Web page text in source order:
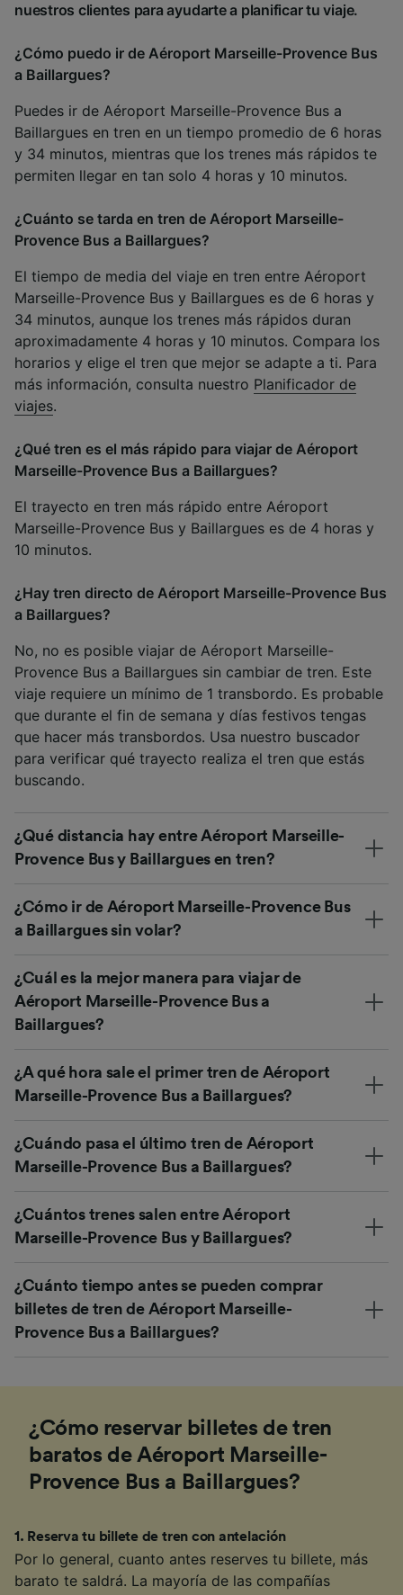
nuestros clientes para ayudarte a planificar tu viaje.
¿Cómo puedo ir de Aéroport Marseille-Provence Bus
a Baillargues?
Puedes ir de Aéroport Marseille-Provence Bus a
Baillargues en tren en un tiempo promedio de 6 horas
y 34 minutos, mientras que los trenes más rápidos te
permiten llegar en tan solo 4 horas y 10 minutos.
¿Cuánto se tarda en tren de Aéroport Marseille-
Provence Bus a Baillargues?
El tiempo de media del viaje en tren entre Aéroport
Marseille-Provence Bus y Baillargues es de 6 horas y
34 minutos, aunque los trenes más rápidos duran
aproximadamente 4 horas y 10 minutos. Compara los
horarios y elige el tren que mejor se adapte a ti. Para
más información, consulta nuestro Planificador de
viajes.
¿Qué tren es el más rápido para viajar de Aéroport
Marseille-Provence Bus a Baillargues?
El trayecto en tren más rápido entre Aéroport
Marseille-Provence Bus y Baillargues es de 4 horas y
10 minutos.
¿Hay tren directo de Aéroport Marseille-Provence Bus
a Baillargues?
No, no es posible viajar de Aéroport Marseille-
Provence Bus a Baillargues sin cambiar de tren. Este
viaje requiere un mínimo de 1 transbordo. Es probable
que durante el fin de semana y días festivos tengas
que hacer más transbordos. Usa nuestro buscador
para verificar qué trayecto realiza el tren que estás
buscando.
¿Qué distancia hay entre Aéroport Marseille-
Provence Bus y Baillargues en tren?
¿Cómo ir de Aéroport Marseille-Provence Bus
a Baillargues sin volar?
¿Cuál es la mejor manera para viajar de
Aéroport Marseille-Provence Bus a
Baillargues?
¿A qué hora sale el primer tren de Aéroport
Marseille-Provence Bus a Baillargues?
¿Cuándo pasa el último tren de Aéroport
Marseille-Provence Bus a Baillargues?
¿Cuántos trenes salen entre Aéroport
Marseille-Provence Bus y Baillargues?
¿Cuánto tiempo antes se pueden comprar
billetes de tren de Aéroport Marseille-
Provence Bus a Baillargues?
¿Cómo reservar billetes de tren
baratos de Aéroport Marseille-
Provence Bus a Baillargues?
1 . Reserva tu billete de tren con antelación
Por lo general, cuanto antes reserves tu billete, más
barato te saldrá. La mayoría de las compañías